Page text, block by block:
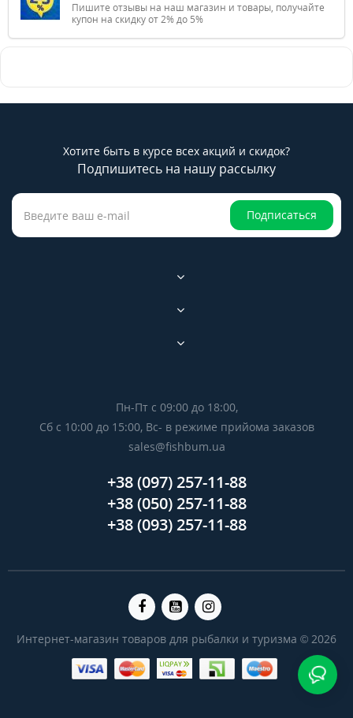
Пишите отзывы на наш магазин и товары, получайте
купон на скидку от 2% до 5%
Хотите быть в курсе всех акций и скидок?
Подпишитесь на нашу рассылку
Подписаться
Пн-Пт с 09:00 до 18:00,
Сб с 10:00 до 15:00, Вс- в режиме прийома заказов
sales@fishbum.ua
+38 (097) 257-11-88
+38 (050) 257-11-88
+38 (093) 257-11-88
Интернет-магазин товаров для рыбалки и туризма © 2026